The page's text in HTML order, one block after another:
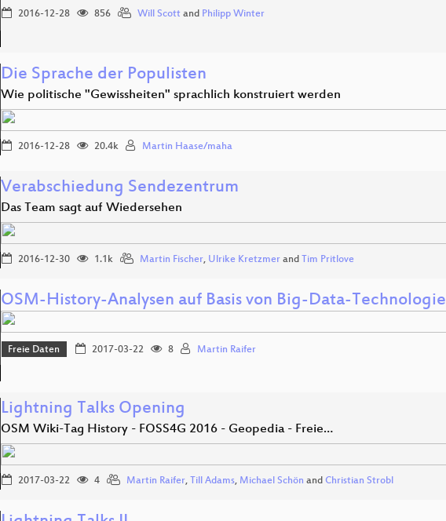
2016-12-28 856 Will Scott and Philipp Winter
Die Sprache der Populisten
Wie politische "Gewissheiten" sprachlich konstruiert werden
2016-12-28 20.4k Martin Haase/maha
Verabschiedung Sendezentrum
Das Team sagt auf Wiedersehen
2016-12-30 1.1k Martin Fischer, Ulrike Kretzmer and Tim Pritlove
OSM-History-Analysen auf Basis von Big-Data-Technologie
Freie Daten 2017-03-22 8 Martin Raifer
Lightning Talks Opening
OSM Wiki-Tag History - FOSS4G 2016 - Geopedia - Freie…
2017-03-22 4 Martin Raifer, Till Adams, Michael Schön and Christian Strobl